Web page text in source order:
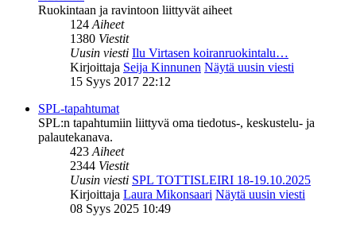
Ruokintaan ja ravintoon liittyvät aiheet
124Aiheet
1380 Viestit
Uusin viesti Ilu Virtasen koiranruokintalu…
Kirjoittaja Seija Kinnunen Näytä uusin viesti
15 Syys 2017 22:12
SPL-tapahtumat
SPL:n tapahtumiin liittyvä oma tiedotus-, keskustelu- ja
palautekanava.
423Aiheet
2344 Viestit
Uusin viesti SPL TOTTISLEIRI 18-19.10.2025
Kirjoittaja Laura Mikonsaari Näytä uusin viesti
08 Syys 2025 10:49